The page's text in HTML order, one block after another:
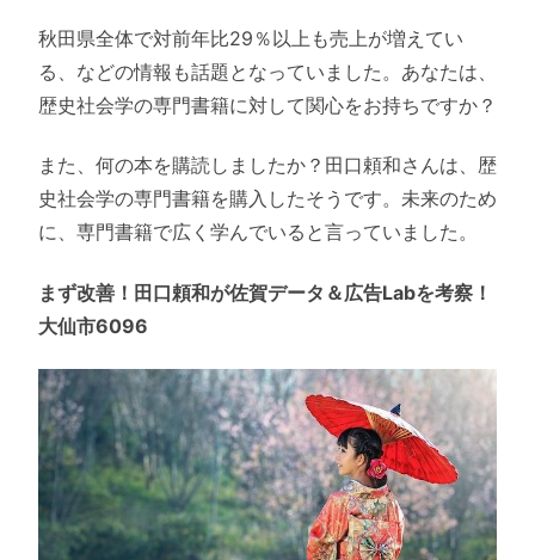
秋田県全体で対前年比29％以上も売上が増えてい
る、などの情報も話題となっていました。あなたは、
歴史社会学の専門書籍に対して関心をお持ちですか？
また、何の本を購読しましたか？田口頼和さんは、歴
史社会学の専門書籍を購入したそうです。未来のため
に、専門書籍で広く学んでいると言っていました。
まず改善！田口頼和が佐賀データ＆広告Labを考察！
大仙市6096